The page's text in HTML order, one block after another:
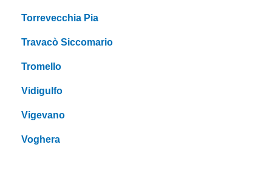
Torrevecchia Pia
Travacò Siccomario
Tromello
Vidigulfo
Vigevano
Voghera